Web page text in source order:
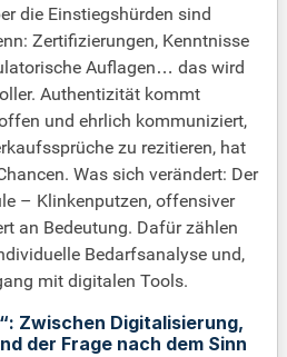
die Einstiegshürden sind
Zertifizierungen, Kenntnisse
Auflagen… das wird
Authentizität kommt
und ehrlich kommuniziert,
zu rezitieren, hat
Was sich verändert: Der
– Klinkenputzen, offensiver
an Bedeutung. Dafür zählen
Bedarfsanalyse und,
mit digitalen Tools.
Zwischen Digitalisierung,
der Frage nach dem Sinn